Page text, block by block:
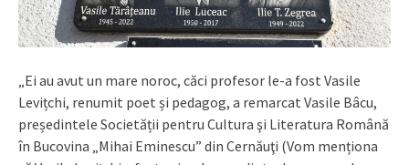
„Ei au avut un mare noroc, căci profesor le-a fost Vasile
Levițchi, renumit poet și pedagog, a remarcat Vasile Bâcu,
președintele Societății pentru Cultura şi Literatura Română
în Bucovina „Mihai Eminescu” din Cernăuţi (Vom menționa